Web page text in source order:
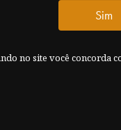
Sim
no site você concorda